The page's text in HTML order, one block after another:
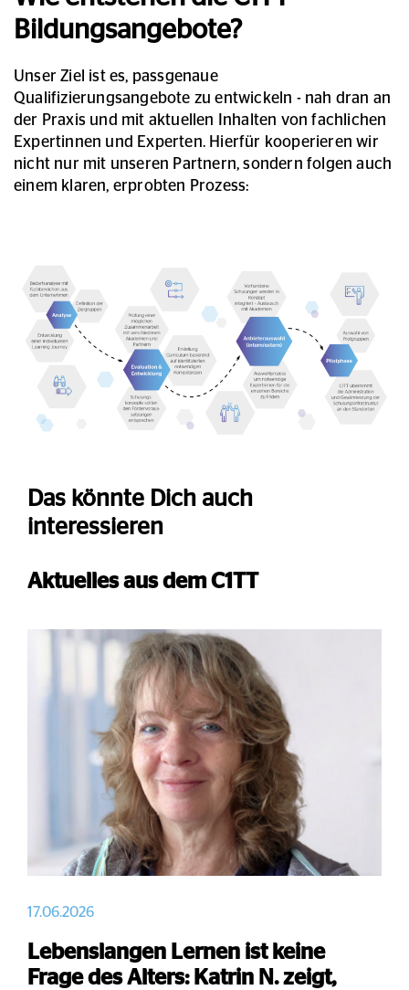
Bildungsangebote?
Unser Ziel ist es, passgenaue
Qualifizierungsangebote zu entwickeln - nah dran an
der Praxis und mit aktuellen Inhalten von fachlichen
Expertinnen und Experten. Hierfür kooperieren wir
nicht nur mit unseren Partnern, sondern folgen auch
einem klaren, erprobten Prozess:
Das könnte Dich auch
interessieren
Aktuelles aus dem C1TT
17.06.2026
Lebenslangen Lernen ist keine
Frage des Alters: Katrin N. zeigt,